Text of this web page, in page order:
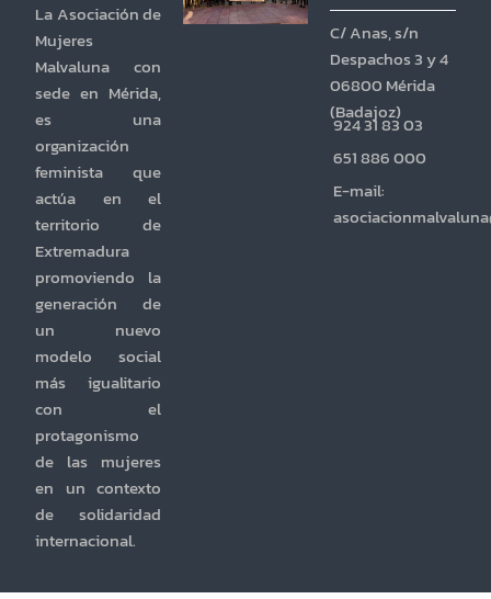
La Asociación de
Mujeres
Malvaluna con
sede en Mérida,
es una
organización
feminista que
actúa en el
territorio de
Extremadura
promoviendo la
generación de
un nuevo
modelo social
más igualitario
con el
protagonismo
de las mujeres
en un contexto
de solidaridad
internacional.
C/ Anas, s/n
Despachos 3 y 4
06800 Mérida
(Badajoz)
924 31 83 03
651 886 000
E-mail: